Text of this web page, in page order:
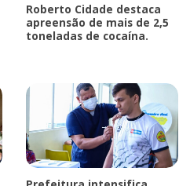
Roberto Cidade destaca
apreensão de mais de 2,5
toneladas de cocaína.